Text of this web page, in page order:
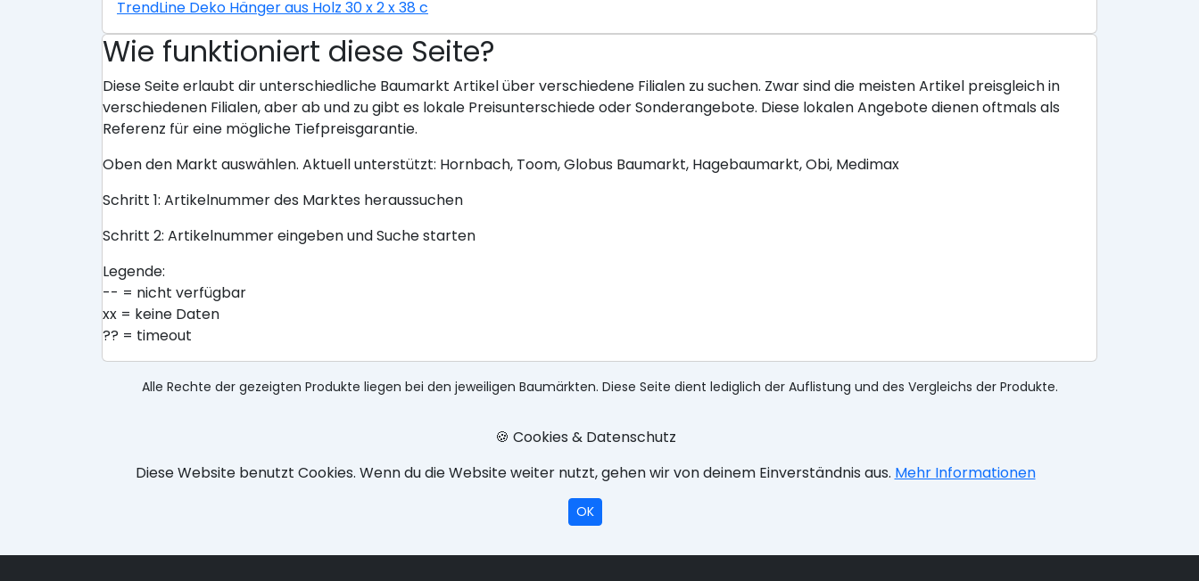
TrendLine Deko Hänger aus Holz 30 x 2 x 38 cm
Wie funktioniert diese Seite?
Diese Seite erlaubt dir unterschiedliche Baumarkt Artikel über verschiedene Filialen zu suchen. Zwar sind die meisten Artikel preisgleich in
verschiedenen Filialen, aber ab und zu gibt es lokale Preisunterschiede oder Sonderangebote. Diese lokalen Angebote dienen oftmals als
Referenz für eine mögliche Tiefpreisgarantie.
Oben den Markt auswählen. Aktuell unterstützt: Hornbach, Toom, Globus Baumarkt, Hagebaumarkt, Obi, Medimax
Schritt 1: Artikelnummer des Marktes heraussuchen
Schritt 2: Artikelnummer eingeben und Suche starten
Legende:
-- = nicht verfügbar
xx = keine Daten
?? = timeout
Alle Rechte der gezeigten Produkte liegen bei den jeweiligen Baumärkten. Diese Seite dient lediglich der Auflistung und des Vergleichs der Produkte.
🍪 Cookies & Datenschutz
Diese Website benutzt Cookies. Wenn du die Website weiter nutzt, gehen wir von deinem Einverständnis aus. Mehr Informationen
OK